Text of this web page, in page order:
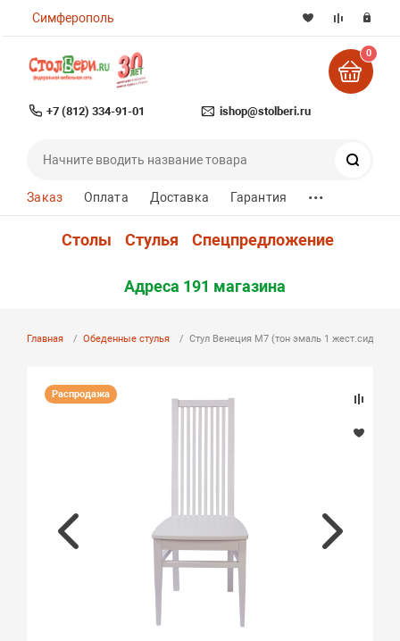
Симферополь
+7 (812) 334-91-01 ishop@stolberi.ru
0
Заказ Оплата Доставка Гарантия ...
Столы Стулья Спецпредложение
Адреса 191 магазина
Главная Обеденные стулья Стул Венеция М7 (тон эмаль 1 жест.сиденье)
Распродажа